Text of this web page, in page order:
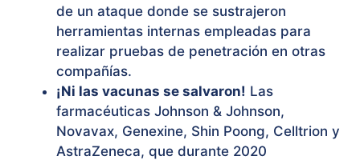
de un ataque donde se sustrajeron
herramientas internas empleadas para
realizar pruebas de penetración en otras
compañías.
¡Ni las vacunas se salvaron! Las
farmacéuticas Johnson & Johnson,
Novavax, Genexine, Shin Poong, Celltrion y
AstraZeneca, que durante 2020